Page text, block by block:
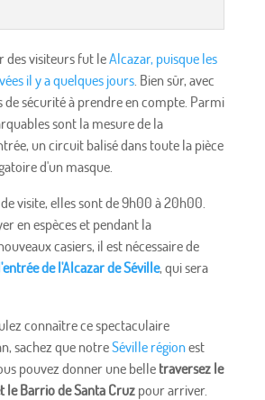
des visiteurs fut leAlcazar, puisque les
il y a quelques jours. Bien sûr, avec
de sécurité à prendre en compte. Parmi
sont la mesure de la
un circuit balisé dans toute la pièce
d'un masque.
visite, elles sont de 9h00 à 20h00.
en espèces et pendant la
casiers, il est nécessaire de
de l'Alcazar de Séville, qui sera
connaître ce spectaculaire
sachez que notreSéville régionest
pouvez donner une belle traversez le
le Barrio de Santa Cruzpour arriver.